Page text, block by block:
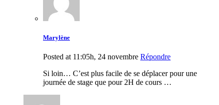
Marylène
Posted at 11:05h, 24 novembre Répondre
Si loin… C’est plus facile de se déplacer pour une
journée de stage que pour 2H de cours …